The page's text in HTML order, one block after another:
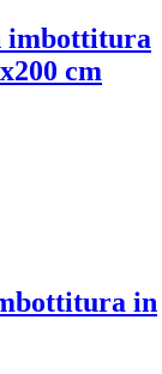
imbottitura
cm
in